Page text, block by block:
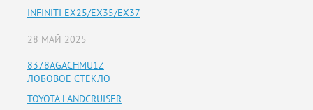
INFINITI EX25/EX35/EX37
28 МАЙ 2025
8378AGACHMU1Z
ЛОБОВОЕ СТЕКЛО
TOYOTA LANDCRUISER